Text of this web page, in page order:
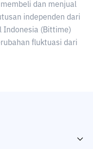
dan menjual
independen dari
Indonesia (Bittime)
fluktuasi dari